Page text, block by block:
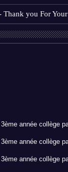
Thank you For
année collège
année collège
année collège